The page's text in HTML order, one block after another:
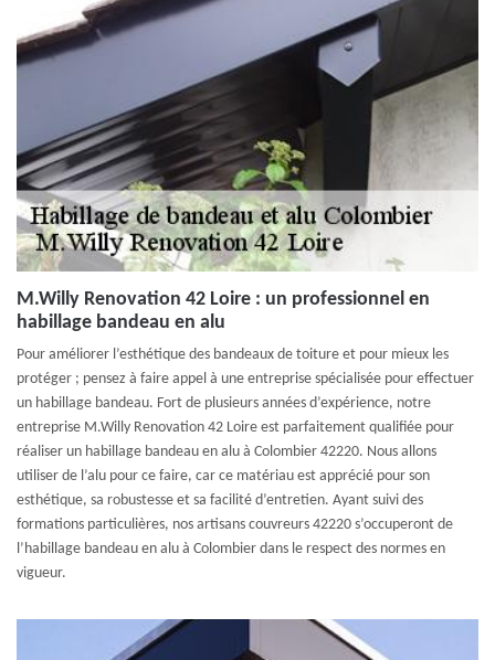
M.Willy Renovation 42 Loire : un professionnel en
habillage bandeau en alu
Pour améliorer l’esthétique des bandeaux de toiture et pour mieux les
protéger ; pensez à faire appel à une entreprise spécialisée pour effectuer
un habillage bandeau. Fort de plusieurs années d’expérience, notre
entreprise M.Willy Renovation 42 Loire est parfaitement qualifiée pour
réaliser un habillage bandeau en alu à Colombier 42220. Nous allons
utiliser de l’alu pour ce faire, car ce matériau est apprécié pour son
esthétique, sa robustesse et sa facilité d’entretien. Ayant suivi des
formations particulières, nos artisans couvreurs 42220 s’occuperont de
l’habillage bandeau en alu à Colombier dans le respect des normes en
vigueur.